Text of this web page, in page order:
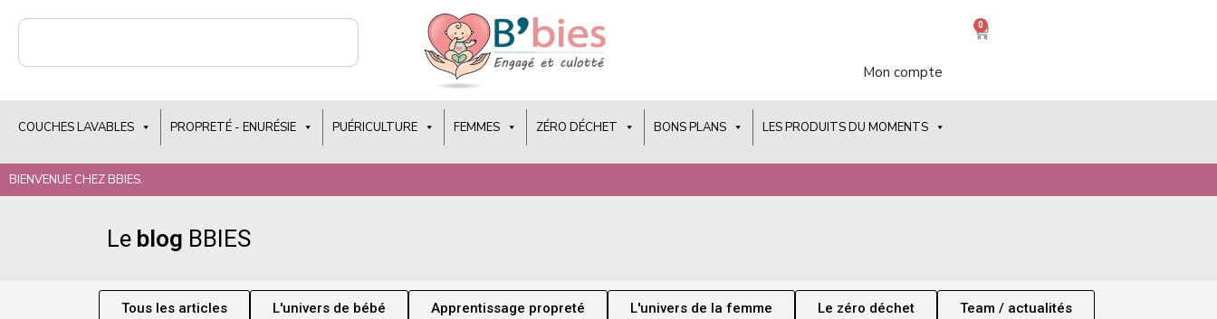
Mon compte
0
COUCHES LAVABLES PROPRETÉ - ENURÉSIE PUÉRICULTURE FEMMES ZÉRO DÉCHET BONS PLANS LES PRODUITS DU MOMENTS
BIENVENUE CHEZ BBIES.
Le blog BBIES
Tous les articles L'univers de bébé Apprentissage propreté L'univers de la femme Le zéro déchet Team / actualités